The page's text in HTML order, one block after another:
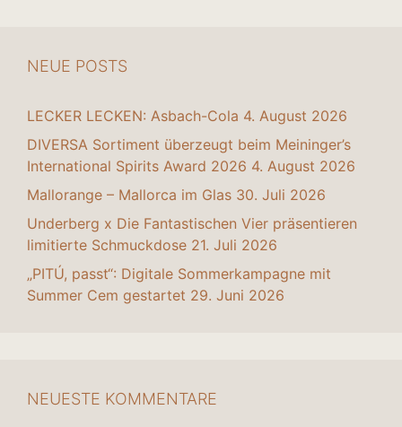
NEUE POSTS
LECKER LECKEN: Asbach-Cola 4. August 2026
DIVERSA Sortiment überzeugt beim Meininger’s
International Spirits Award 2026 4. August 2026
Mallorange – Mallorca im Glas 30. Juli 2026
Underberg x Die Fantastischen Vier präsentieren
limitierte Schmuckdose 21. Juli 2026
„PITÚ, passt“: Digitale Sommerkampagne mit
Summer Cem gestartet 29. Juni 2026
NEUESTE KOMMENTARE